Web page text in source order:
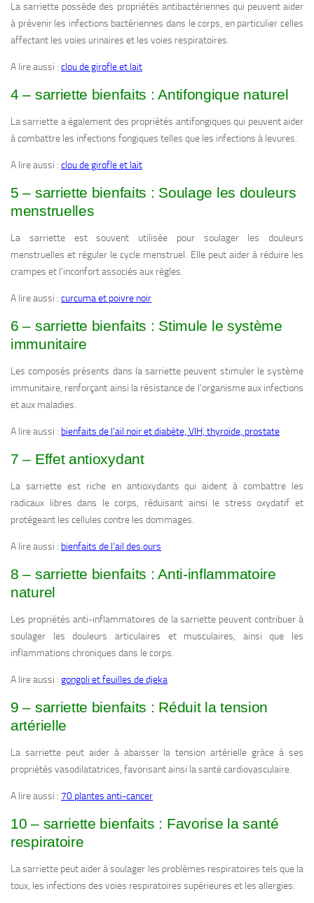
La sarriette possède des propriétés antibactériennes qui peuvent aider
à prévenir les infections bactériennes dans le corps, en particulier celles
affectant les voies urinaires et les voies respiratoires.
A lire aussi : clou de girofle et lait
4 – sarriette bienfaits : Antifongique naturel
La sarriette a également des propriétés antifongiques qui peuvent aider
à combattre les infections fongiques telles que les infections à levures.
A lire aussi : clou de girofle et lait
5 – sarriette bienfaits : Soulage les douleurs
menstruelles
La sarriette est souvent utilisée pour soulager les douleurs
menstruelles et réguler le cycle menstruel. Elle peut aider à réduire les
crampes et l’inconfort associés aux règles.
A lire aussi : curcuma et poivre noir
6 – sarriette bienfaits : Stimule le système
immunitaire
Les composés présents dans la sarriette peuvent stimuler le système
immunitaire, renforçant ainsi la résistance de l’organisme aux infections
et aux maladies.
A lire aussi : bienfaits de l’ail noir et diabète, VIH, thyroïde, prostate
7 – Effet antioxydant
La sarriette est riche en antioxydants qui aident à combattre les
radicaux libres dans le corps, réduisant ainsi le stress oxydatif et
protégeant les cellules contre les dommages.
A lire aussi : bienfaits de l’ail des ours
8 – sarriette bienfaits : Anti-inflammatoire
naturel
Les propriétés anti-inflammatoires de la sarriette peuvent contribuer à
soulager les douleurs articulaires et musculaires, ainsi que les
inflammations chroniques dans le corps.
A lire aussi : gongoli et feuilles de djeka
9 – sarriette bienfaits : Réduit la tension
artérielle
La sarriette peut aider à abaisser la tension artérielle grâce à ses
propriétés vasodilatatrices, favorisant ainsi la santé cardiovasculaire.
A lire aussi : 70 plantes anti-cancer
10 – sarriette bienfaits : Favorise la santé
respiratoire
La sarriette peut aider à soulager les problèmes respiratoires tels que la
toux, les infections des voies respiratoires supérieures et les allergies.